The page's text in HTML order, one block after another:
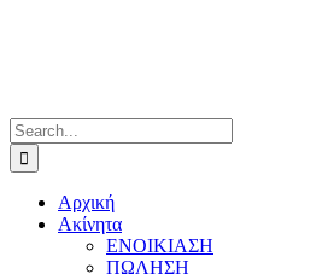
Search
for:
Αρχική
Ακίνητα
ΕΝΟΙΚΙΑΣΗ
ΠΩΛΗΣΗ